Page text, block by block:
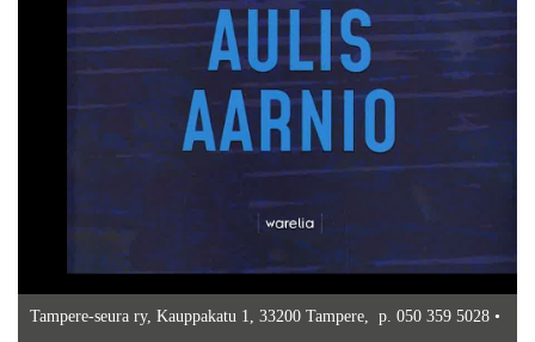
Tampere-seura ry, Kauppakatu 1, 33200 Tampere, p. 050 359 5028 •